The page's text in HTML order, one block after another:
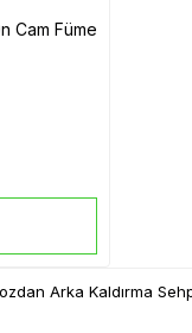
Cam Füme